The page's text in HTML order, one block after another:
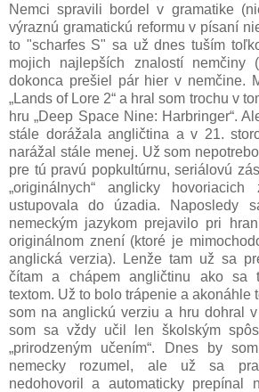
Nemci spravili bordel v gramatike
výraznú gramatickú reformu v písaní
to "scharfes S" sa už dnes tuším
mojich najlepších znalostí nemčiny
dokonca prešiel pár hier v nemčine.
„Lands of Lore 2“ a hral som trochu v
hru „Deep Space Nine: Harbringer“.
stále dorážala angličtina a v 21.
narážal stále menej. Už som
pre tú pravú popkultúrnu, seriálovú
„originálnych“ anglicky
ustupovala do úzadia. Naposledy
nemeckým jazykom prejavilo pri
originálnom znení (ktoré je
anglická verzia). Lenže tam už sa
čítam a chápem angličtinu ako sa
textom. Už to bolo trápenie a akonáhle
som na anglickú verziu a hru dohral
som sa vždy učil len školským
„prirodzeným učením“. Dnes by
nemecky rozumel, ale už sa
nedohovoril a automaticky prepínal